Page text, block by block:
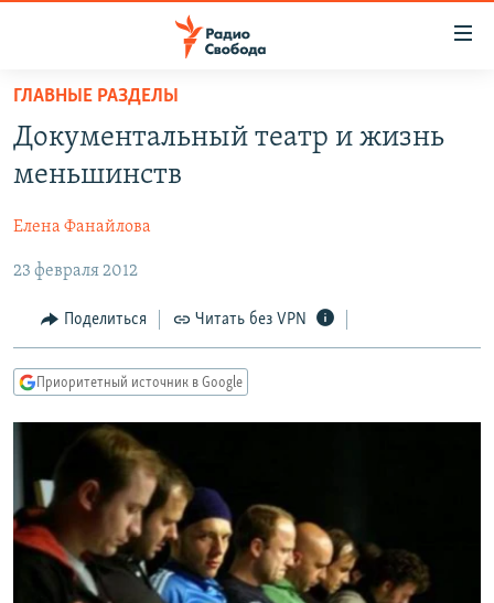
упрощенного
доступа
основному
Вернутся
главной
навигации
Вернутся
ПОДКАСТЫ
ЦИТАТЫ СВОБОДЫ
МНЕНИЯ
КУЛЬТУРА
IDEL.РЕАЛИИ
КАВКАЗ.РЕАЛИИ
СЕВЕР.РЕАЛИИ
СИБИРЬ.РЕАЛИИ
РАСПИСАНИЕ ВЕЩАНИЯ
ПОДПИШИТЕСЬ НА РАССЫЛКУ
ГЛАВНЫЕ РАЗДЕЛЫ
Документальный театр и жизнь
меньшинств
Елена Фанайлова
23 февраля 2012
Поделиться Читать без VPN
Приоритетный источник в Google